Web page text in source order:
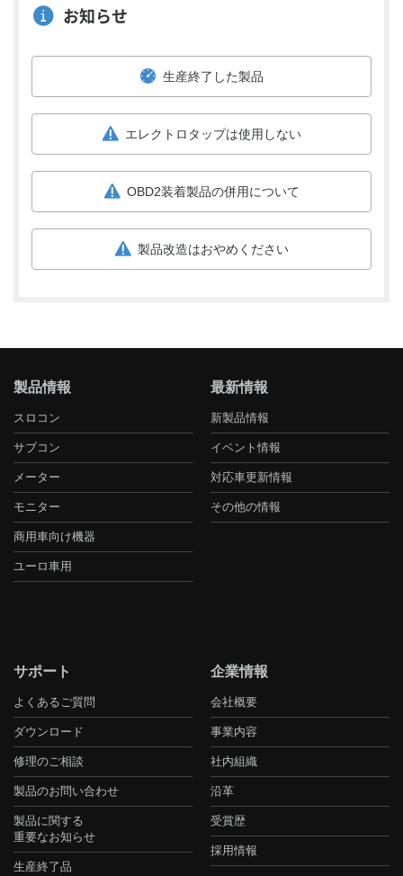
お知らせ
生産終了した製品
エレクトロタップは使用しない
OBD2装着製品の併用について
製品改造はおやめください
製品情報
スロコン
サブコン
メーター
モニター
商用車向け機器
ユーロ車用
最新情報
新製品情報
イベント情報
対応車更新情報
その他の情報
サポート
よくあるご質問
ダウンロード
修理のご相談
製品のお問い合わせ
製品に関する
重要なお知らせ
生産終了品
企業情報
会社概要
事業内容
社内組織
沿革
受賞歴
採用情報